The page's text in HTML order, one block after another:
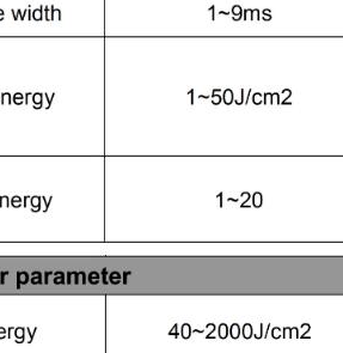
Отправить